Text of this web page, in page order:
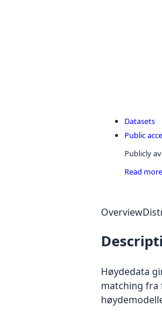
Datasets
Public
Publicly
Read
Overview
Høydedata
matching fra